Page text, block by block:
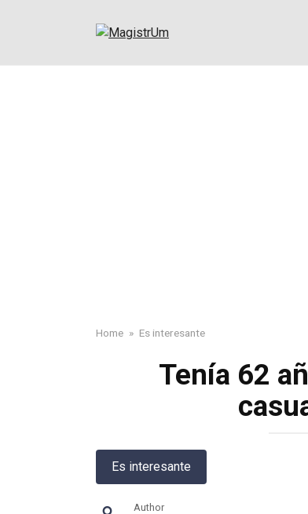
Home » Es interesante
Tenía 62
Es interesante
Author